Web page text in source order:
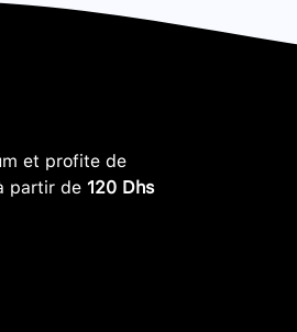
et profite de
partir de 120 Dhs